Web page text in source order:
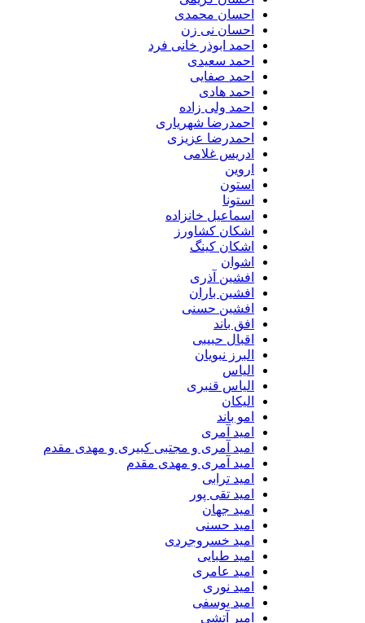
احسان محمدی
احسان نی زن
احمد ابوذر خانی فرد
احمد سعیدی
احمد صفایی
احمد هادی
احمد ولی زاده
احمدرضا شهریاری
احمدرضا عزیزی
ادریس غلامی
اسماعیل خانزاده
اشکان کشاورز
اشکان کینگ
افشین آذری
افشین باران
افشین حسنی
افق باند
اقبال حبیبی
البرز نبویان
الیاس قنبرى
امو باند
امید آمری
امید آمری و مجتبی کبیری و مهدى مقدم
امید آمری و مهدی مقدم
امید ترابی
امید تقی پور
امید جهان
امید حسنی
امید خسروجردی
امید طبایی
امید عامری
امید نوری
امید یوسفی
امیر آتشی